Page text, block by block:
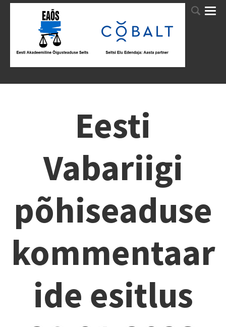
Eesti
Vabariigi
põhiseaduse
kommentaar
ide esitlus